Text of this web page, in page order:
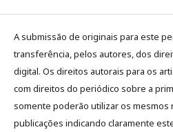
A submissão de originais para este
transferência, pelos autores, dos
digital. Os direitos autorais para os
com direitos do periódico sobre a
somente poderão utilizar os mesmos
publicações indicando claramente